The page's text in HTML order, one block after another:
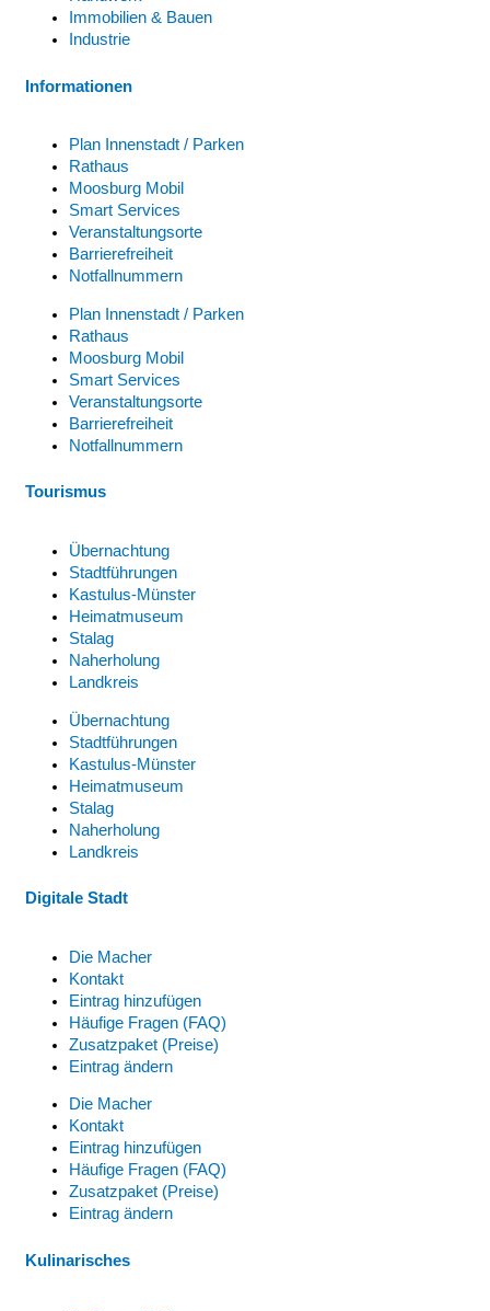
Immobilien & Bauen
Industrie
Informationen
Plan Innenstadt / Parken
Rathaus
Moosburg Mobil
Smart Services
Veranstaltungsorte
Barrierefreiheit
Notfallnummern
Plan Innenstadt / Parken
Rathaus
Moosburg Mobil
Smart Services
Veranstaltungsorte
Barrierefreiheit
Notfallnummern
Tourismus
Übernachtung
Stadtführungen
Kastulus-Münster
Heimatmuseum
Stalag
Naherholung
Landkreis
Übernachtung
Stadtführungen
Kastulus-Münster
Heimatmuseum
Stalag
Naherholung
Landkreis
Digitale Stadt
Die Macher
Kontakt
Eintrag hinzufügen
Häufige Fragen (FAQ)
Zusatzpaket (Preise)
Eintrag ändern
Die Macher
Kontakt
Eintrag hinzufügen
Häufige Fragen (FAQ)
Zusatzpaket (Preise)
Eintrag ändern
Kulinarisches